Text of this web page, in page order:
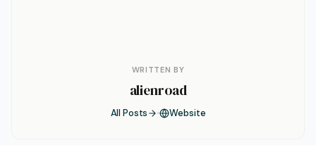
WRITTEN BY
alienroad
All Posts Website